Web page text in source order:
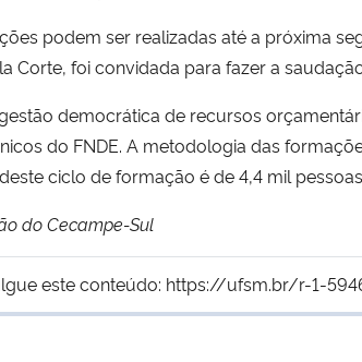
podem ser realizadas até a próxima
Corte, foi convidada para fazer a
democrática de recursos
do FNDE. A metodologia das
ciclo de formação é de 4,4 mil
do Cecampe-Sul
este conteúdo: https://ufsm.br/r-1-